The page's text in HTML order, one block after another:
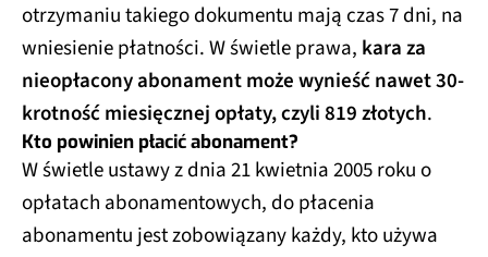
otrzymaniu takiego dokumentu mają czas 7 dni, na
wniesienie płatności. W świetle prawa, kara za
nieopłacony abonament może wynieść nawet 30-
krotność miesięcznej opłaty, czyli 819 złotych.
Kto powinien płacić abonament?
W świetle ustawy z dnia 21 kwietnia 2005 roku o
opłatach abonamentowych, do płacenia
abonamentu jest zobowiązany każdy, kto używa